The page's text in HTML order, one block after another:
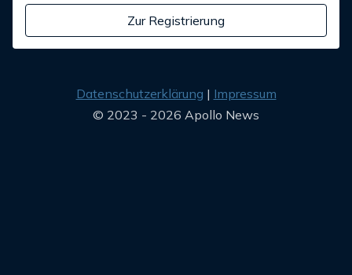
Zur Registrierung
Datenschutzerklärung
Impressum
© 2023 - 2026 Apollo News